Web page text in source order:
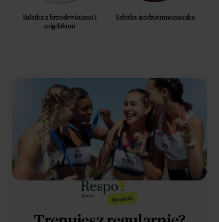
Sałatka z brzoskwiniami i
migdałami
Sałatka śródziemnomorska